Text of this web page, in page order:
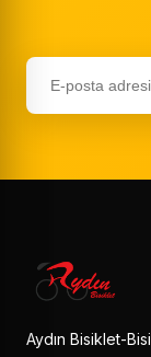
Aydın Bisiklet-